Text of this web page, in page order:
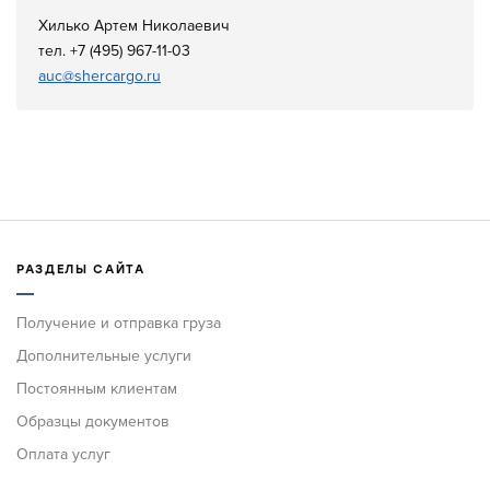
Хилько Артем Николаевич
тел. +7 (495) 967-11-03
auc@shercargo.ru
РАЗДЕЛЫ САЙТА
Получение и отправка груза
Дополнительные услуги
Постоянным клиентам
Образцы документов
Оплата услуг